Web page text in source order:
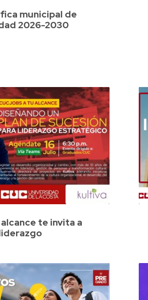
municipal de
2026-2030
te invita a